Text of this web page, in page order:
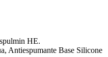
HE.
Antiespumante Base Silicone